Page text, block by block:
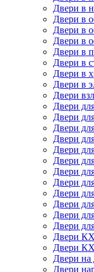
Двери в
Двери в
Двери в
Двери в
Двери в
Двери в
Двери в
Двери в
Двери
Двери
Двери
Двери
Двери
Двери
Двери
Двери
Двери
Двери
Двери
Двери
Двери
Двери
Двери
Двери на
Двери